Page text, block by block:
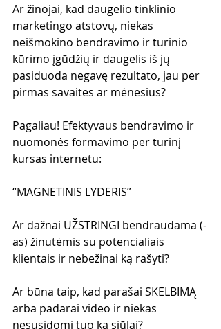
Ar žinojai, kad daugelio tinklinio
marketingo atstovų, niekas
neišmokino bendravimo ir turinio
kūrimo įgūdžių ir daugelis iš jų
pasiduoda negavę rezultato, jau per
pirmas savaites ar mėnesius?
Pagaliau! Efektyvaus bendravimo ir
nuomonės formavimo per turinį
kursas internetu:
“MAGNETINIS LYDERIS”
Ar dažnai UŽSTRINGI bendraudama (-
as) žinutėmis su potencialiais
klientais ir nebežinai ką rašyti?
Ar būna taip, kad parašai SKELBIMĄ
arba padarai video ir niekas
nesusidomi tuo ką siūlai?